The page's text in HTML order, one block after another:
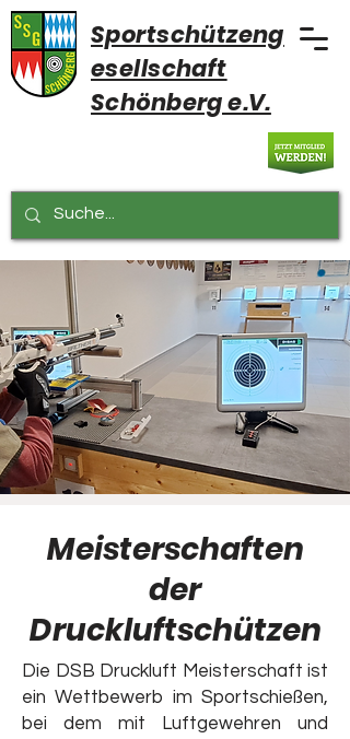
Sportschützeng
esellschaft
Schönberg e.V.
Meisterschaften
der
Druckluftschützen
Die DSB Druckluft Meisterschaft ist
ein Wettbewerb im Sportschießen,
bei dem mit Luftgewehren und